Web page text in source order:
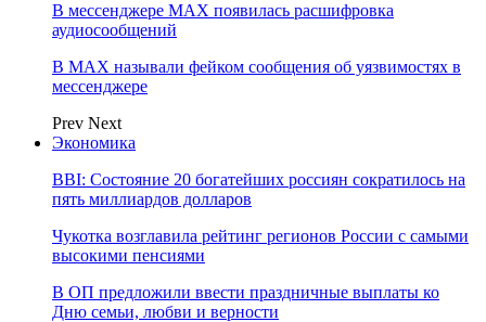
В мессенджере MAX появилась расшифровка
аудиосообщений
В МAX называли фейком сообщения об уязвимостях в
мессенджере
Prev Next
Экономика
BBI: Состояние 20 богатейших россиян сократилось на
пять миллиардов долларов
Чукотка возглавила рейтинг регионов России с самыми
высокими пенсиями
В ОП предложили ввести праздничные выплаты ко
Дню семьи, любви и верности